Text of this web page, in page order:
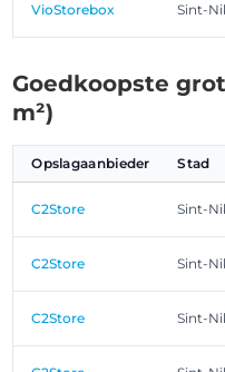
VioStorebox Sint-
Goedkoopste
m²)
Opslagaanbieder Stad
C2Store Sint-
C2Store Sint-
C2Store Sint-